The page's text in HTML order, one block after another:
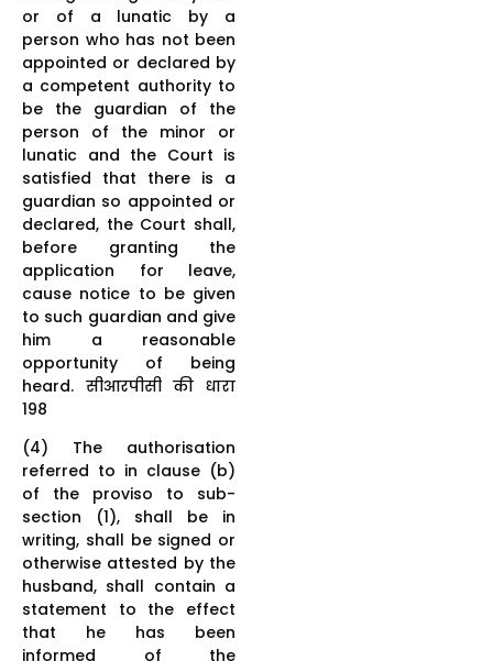
or of a lunatic by a
person who has not been
appointed or declared by
a competent authority to
be the guardian of the
person of the minor or
lunatic and the Court is
satisfied that there is a
guardian so appointed or
declared, the Court shall,
before granting the
application for leave,
cause notice to be given
to such guardian and give
him a reasonable
opportunity of being
heard. सीआरपीसी की धारा
198
(4) The authorisation
referred to in clause (b)
of the proviso to sub-
section (1), shall be in
writing, shall be signed or
otherwise attested by the
husband, shall contain a
statement to the effect
that he has been
informed of the